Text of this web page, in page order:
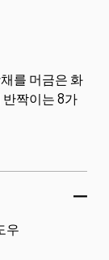
를 머금은 화
반짝이는 8가
우